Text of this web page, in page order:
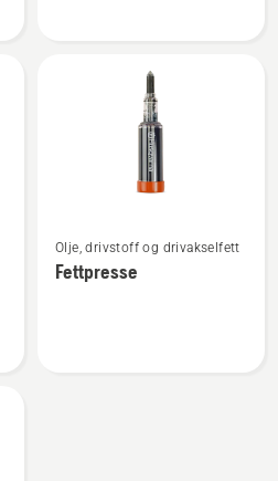
flere
detaljer
Olje, drivstoff og drivakselfett
Fettpresse